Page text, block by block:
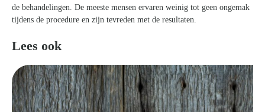
de behandelingen. De meeste mensen ervaren weinig tot geen ongemak
tijdens de procedure en zijn tevreden met de resultaten.
Lees ook